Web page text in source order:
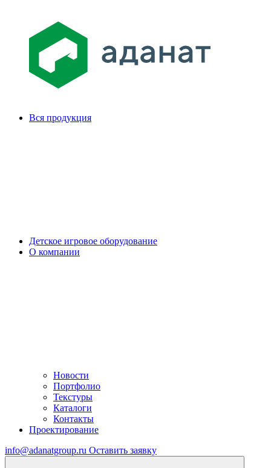
Вся продукция
Детское игровое оборудование
О компании
Новости
Портфолио
Текстуры
Каталоги
Контакты
Проектирование
info@adanatgroup.ru Оставить заявку